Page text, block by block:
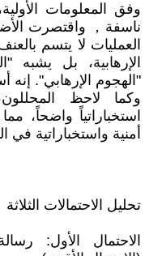
وفق المعلومات
ناسفة， واقتصرت
العمليات لا يتسم
الإرهابية، بل يشبه
"الهجوم الإرهابي".
وكما لاحظ
استخباراتياً واضحاً،
أمنية واستخباراتية في
تحليل الاحتمالات الثلاثة
الاحتمال الأول: